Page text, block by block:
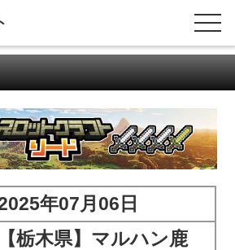
年07月06日
【栃木県】マルハン鹿